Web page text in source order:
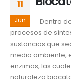
11
Jun
Dentro
procesos de
sustancias que
medio ambiente,
enzimas, las
naturaleza